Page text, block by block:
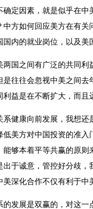
确定因素，就是似乎在
中方如何回应美方在有
国内的就业岗位，以及美
之间有广泛的共同利
是往往会忽视中美之间
益是在不断扩大，而且
康向前发展，我想还
低美方对中国投资的准
能够本着平等共赢的原
出于诚意，管控好分歧
深化合作不仅有利于中
展是双赢的，对这一